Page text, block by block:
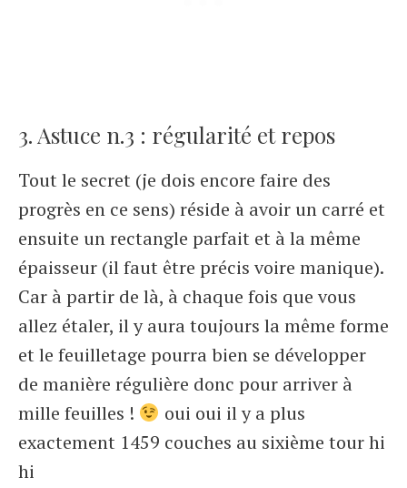
3. Astuce n.3 : régularité et repos
Tout le secret (je dois encore faire des
progrès en ce sens) réside à avoir un carré et
ensuite un rectangle parfait et à la même
épaisseur (il faut être précis voire manique).
Car à partir de là, à chaque fois que vous
allez étaler, il y aura toujours la même forme
et le feuilletage pourra bien se développer
de manière régulière donc pour arriver à
mille feuilles !
oui oui il y a plus
exactement 1459 couches au sixième tour hi
hi